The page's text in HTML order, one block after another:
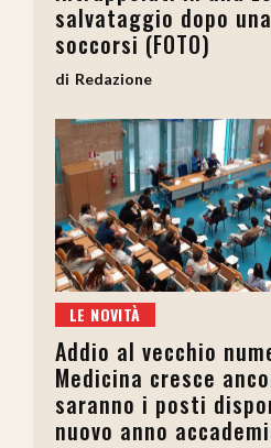
salvataggio dopo
soccorsi (FOTO)
Redazione
LE NOVITÀ
Addio al vecchio
Medicina cresce
saranno i posti
nuovo anno